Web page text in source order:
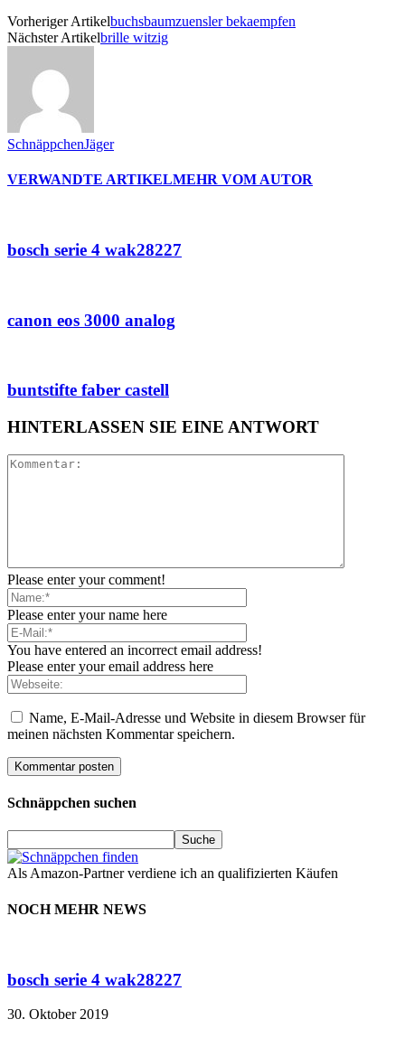
Vorheriger Artikelbuchsbaumzuensler bekaempfen
Nächster Artikelbrille witzig
SchnäppchenJäger
VERWANDTE ARTIKELMEHR VOM AUTOR
bosch serie 4 wak28227
canon eos 3000 analog
buntstifte faber castell
HINTERLASSEN SIE EINE ANTWORT
Please enter your comment!
Please enter your name here
You have entered an incorrect email address!
Please enter your email address here
Name, E-Mail-Adresse und Website in diesem Browser für
meinen nächsten Kommentar speichern.
Schnäppchen suchen
Als Amazon-Partner verdiene ich an qualifizierten Käufen
NOCH MEHR NEWS
bosch serie 4 wak28227
30. Oktober 2019